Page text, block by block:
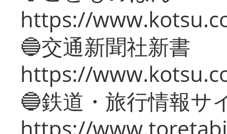
https://
🔵交通新聞社新書
https://
🔵鉄道・旅行情報サ